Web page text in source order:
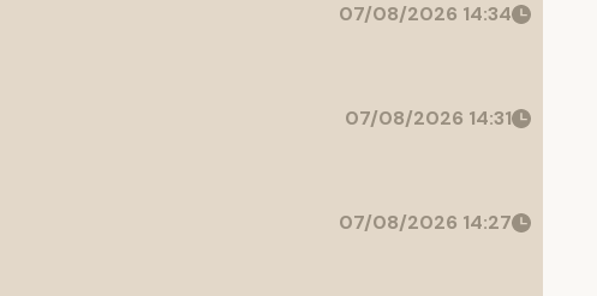
07/08/2026 14:34
07/08/2026 14:31
07/08/2026 14:27